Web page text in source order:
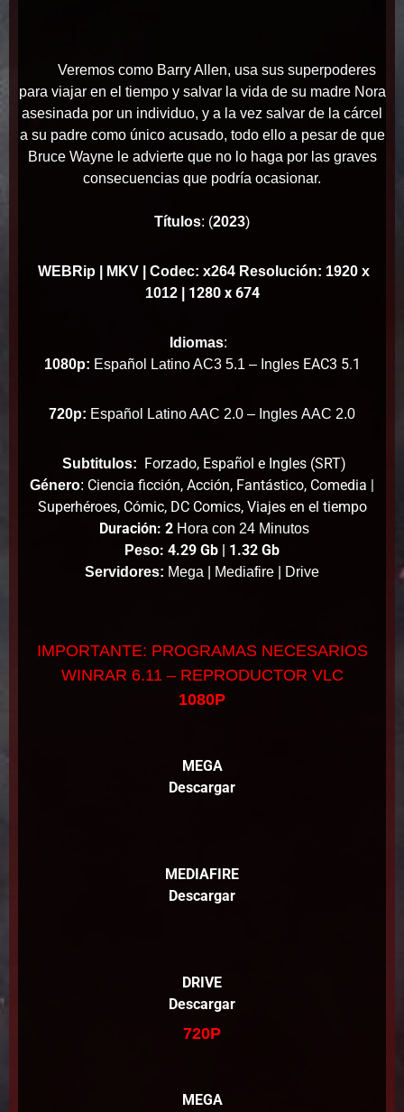
Veremos como Barry Allen, usa sus superpoderes
para viajar en el tiempo y salvar la vida de su madre Nora
asesinada por un individuo, y a la vez salvar de la cárcel
a su padre como único acusado, todo ello a pesar de que
Bruce Wayne le advierte que no lo haga por las graves
consecuencias que podría ocasionar.
Títulos: (2023)
WEBRip
| MKV | Codec: x264 Resolución: 1920 x
1012 | 1280 x 674
Idiomas:
1080p: Español Latino AC3 5.1 – InglesEAC3 5.1
720p: Español Latino AAC 2.0 – Ingles AAC 2.0
Subtitulos: Forzado, Español e Ingles (SRT)
Género: Ciencia ficción, Acción, Fantástico, Comedia |
Superhéroes, Cómic, DC Comics, Viajes en el tiempo
Duración: 2Hora con 24 Minutos
Peso: 4.29 Gb | 1.32 Gb
Servidores: Mega | Mediafire | Drive
IMPORTANTE: PROGRAMAS NECESARIOS
WINRAR 6.11 – REPRODUCTOR VLC
1080P
MEGA
Descargar
MEDIAFIRE
Descargar
DRIVE
Descargar
720P
MEGA